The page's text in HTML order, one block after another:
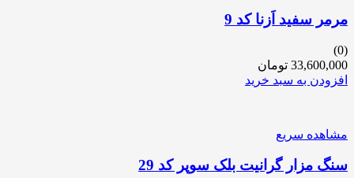
مرمر سفید اَزنا کد 9
(0)
33,600,000 تومان
افزودن به سبد خرید
مشاهده سریع
سنگ مزار گرانیت بلک سوپر کد 29